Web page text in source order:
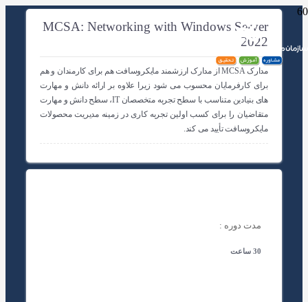
MCSA: Networking with Windows Server
2022
مدارک MCSA از مدارک ارزشمند مایکروسافت هم برای کارمندان و هم
برای کارفرمایان محسوب می شود زیرا علاوه بر ارائه دانش و مهارت
های بنیادین متناسب با سطح تجربه متخصصان IT، سطح دانش و مهارت
متقاضیان را برای کسب اولین تجربه کاری در زمینه مدیریت محصولات
مایکروسافت تأیید می کند.
مدت دوره :
30 ساعت